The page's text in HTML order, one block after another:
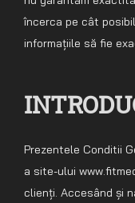
încerca pe cât
informațiile să fie
Prezentele Conditii
a site-ului
clienți. Accesând și